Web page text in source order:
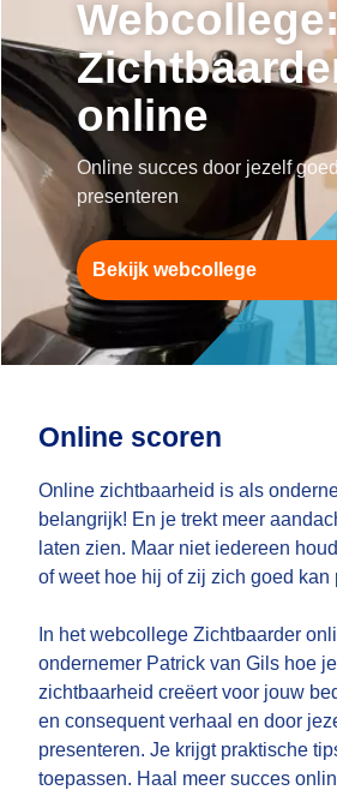
Webcollege:
online
Online succes door jezelf
presenteren
Bekijk webcollege
Online scoren
Online zichtbaarheid is als
belangrijk! En je trekt meer
laten zien. Maar niet iedereen
of weet hoe hij of zij zich goed kan
In het webcollege Zichtbaarder
ondernemer Patrick van Gils hoe
zichtbaarheid creëert voor jouw
en consequent verhaal en door
presenteren. Je krijgt praktische
toepassen. Haal meer succes